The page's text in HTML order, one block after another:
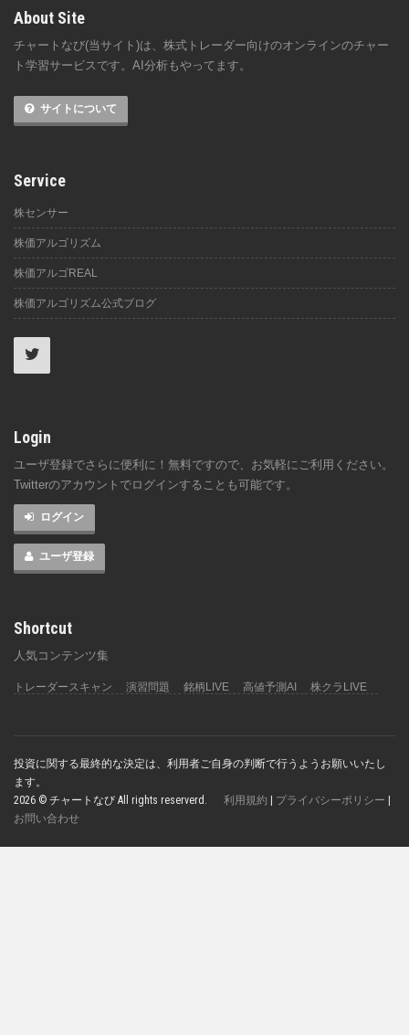
About Site
チャートなび(当サイト)は、株式トレーダー向けのオンラインのチャー
ト学習サービスです。AI分析もやってます。
サイトについて
Service
株センサー
株価アルゴリズム
株価アルゴREAL
株価アルゴリズム公式ブログ
Login
ユーザ登録でさらに便利に！無料ですので、お気軽にご利用ください。
Twitterのアカウントでログインすることも可能です。
ログイン
ユーザ登録
Shortcut
人気コンテンツ集
トレーダースキャン 演習問題 銘柄LIVE 高値予測AI 株クラLIVE
投資に関する最終的な決定は、利用者ご自身の判断で行うようお願いいたし
ます。
2026 © チャートなび All rights reserverd. 利用規約 | プライバシーポリシー |
お問い合わせ